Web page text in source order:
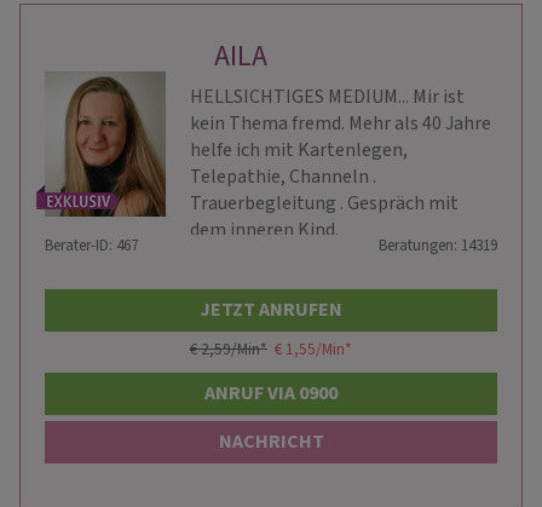
AILA
HELLSICHTIGES MEDIUM... Mir ist
kein Thema fremd. Mehr als 40 Jahre
helfe ich mit Kartenlegen,
Telepathie, Channeln .
Trauerbegleitung . Gespräch mit
dem inneren Kind.
Berater-ID: 467 Beratungen: 14319
JETZT ANRUFEN
€ 2,59/Min* € 1,55/Min*
ANRUF VIA 0900
NACHRICHT